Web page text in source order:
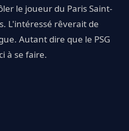
le joueur du Paris Saint-
L'intéressé rêverait de
Autant dire que le PSG
à se faire.